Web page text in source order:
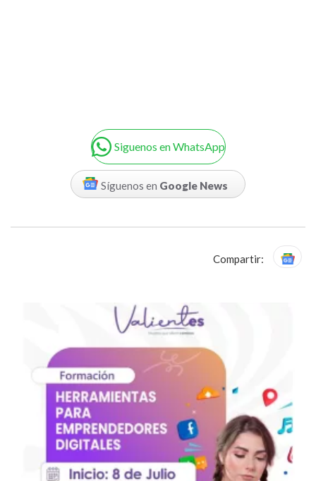
Siguenos en WhatsApp
Síguenos en Google News
Compartir: